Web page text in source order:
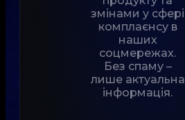
змінами у сфері
комплаєнсу в
наших
соцмережах.
Без спаму –
лише актуальна
інформація.